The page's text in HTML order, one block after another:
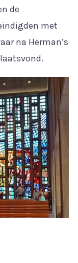
de
met
na Herman’s